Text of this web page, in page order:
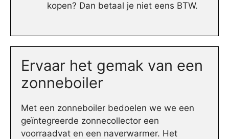
kopen? Dan betaal je niet eens BTW.
Ervaar het gemak van een
zonneboiler
Met een zonneboiler bedoelen we we een
geïntegreerde zonnecollector een
voorraadvat en een naverwarmer. Het